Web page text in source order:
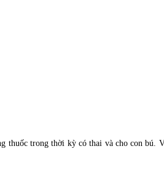
trong thời kỳ có thai và cho con bú.